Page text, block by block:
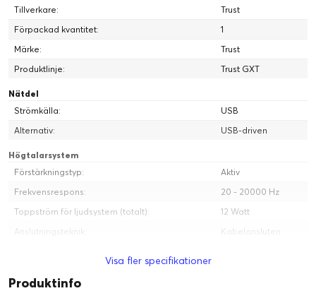
Tillverkare:
Trust
Förpackad kvantitet:
1
Märke:
Trust
Produktlinje:
Trust GXT
Nätdel
Strömkälla:
USB
Alternativ:
USB-driven
Högtalarsystem
Förstärkningstyp:
Aktiv
Frekvensrespons:
20 - 20000 Hz
Toppström för ljudsystem (totalt):
12 Watt
Anslutningsteknik:
Kabelansluten
Visa fler specifikationer
Produktinfo